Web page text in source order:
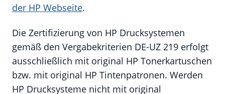
der HP Webseite.
Die Zertifizierung von HP Drucksystemen
gemäß den Vergabekriterien DE-UZ 219 erfolgt
ausschließlich mit original HP Tonerkartuschen
bzw. mit original HP Tintenpatronen. Werden
HP Drucksysteme nicht mit original